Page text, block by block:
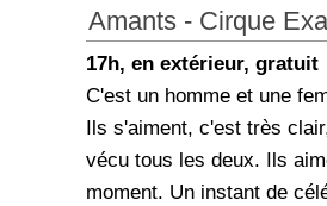
Amants - Cirque
17h, en extérieur, gratuit
C'est un homme et une
Ils s'aiment, c'est très
vécu tous les deux. Ils
moment. Un instant de